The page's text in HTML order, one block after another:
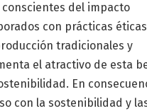
del impacto
con prácticas
tradicionales y
el atractivo de esta
En
con la sostenibilidad y